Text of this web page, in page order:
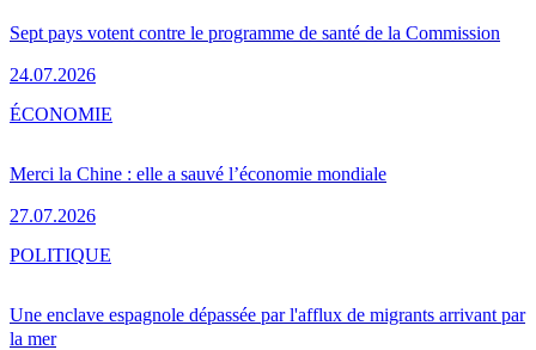
Sept pays votent contre le programme de santé de la Commission
24.07.2026
Merci la Chine : elle a sauvé l’économie mondiale
27.07.2026
ÉCONOMIE
Une enclave espagnole dépassée par l'afflux de migrants arrivant par
la mer
POLITIQUE